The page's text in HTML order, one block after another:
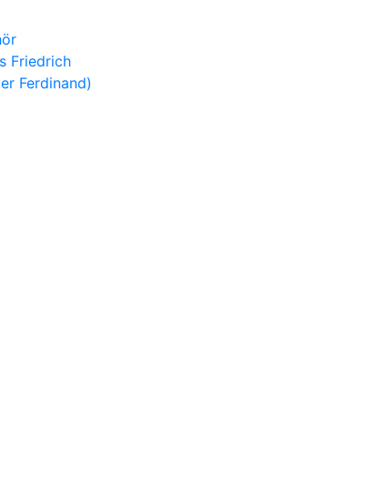
Friedrich
Ferdinand)